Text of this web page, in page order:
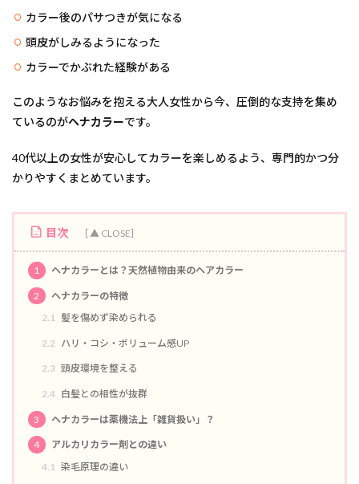
カラー後のパサつきが気になる
頭皮がしみるようになった
カラーでかぶれた経験がある
このようなお悩みを抱える大人女性から今、圧倒的な支持を集め
ているのがヘナカラーです。
40代以上の女性が安心してカラーを楽しめるよう、専門的かつ分
かりやすくまとめています。
目次
1 ヘナカラーとは？天然植物由来のヘアカラー
2
ヘナカラーの特徴
2.1 髪を傷めず染められる
2.2 ハリ・コシ・ボリューム感UP
2.3 頭皮環境を整える
2.4 白髪との相性が抜群
3 ヘナカラーは薬機法上「雑貨扱い」？
4
アルカリカラー剤との違い
4.1 染毛原理の違い
TOKIOリミテッドトリートメント
グレージュ
シークレットハイライト
ヘアアレンジ
ブリーチ無し
ブリーチオンカラー
バレイヤージュ
30代からの美容室
ハイライトカラ
ハイライト
ノンジアミン
チューニングストレート
シースルー
40代からの美容室
カット
ヘアカラー
パーマ
縮毛矯正
酸熱トリートメント
トリートメント
ヘアケア
ハイライトカラー